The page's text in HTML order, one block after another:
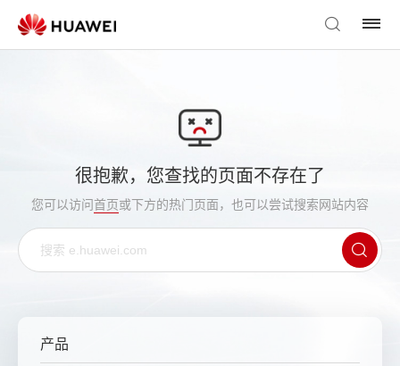
很抱歉，您查找的页面不存在了
您可以访问首页或下方的热门页面，也可以尝试搜索网站内容
产品